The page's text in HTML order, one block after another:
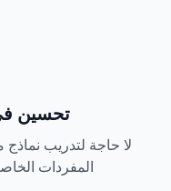
تحسين
لا حاجة لتدريب
المفردات